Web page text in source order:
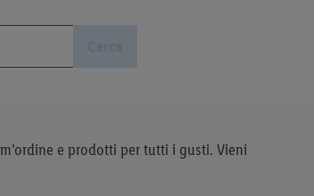
e prodotti per tutti i gusti. Vieni